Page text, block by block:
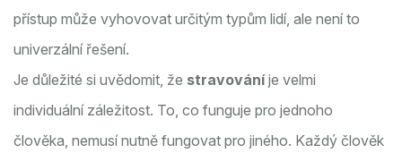
přístup může vyhovovat určitým typům lidí, ale není to
univerzální řešení.
Je důležité si uvědomit, že stravováníje velmi
individuální záležitost. To, co funguje pro jednoho
člověka, nemusí nutně fungovat pro jiného. Každý člověk